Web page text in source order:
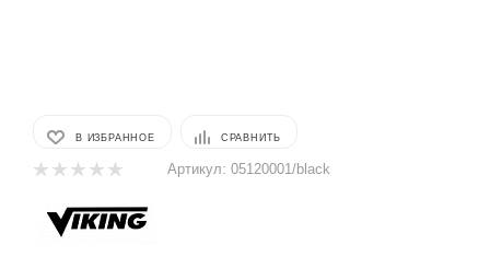
В ИЗБРАННОЕ СРАВНИТЬ
Артикул: 05120001/black